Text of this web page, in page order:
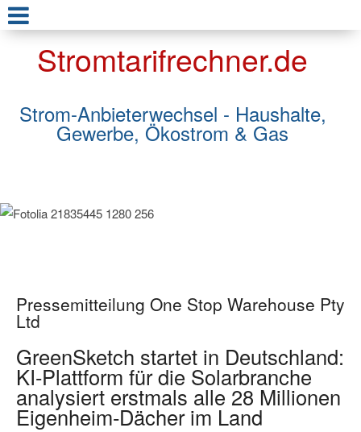
Stromtarifrechner.de
Strom-Anbieterwechsel - Haushalte,
Gewerbe, Ökostrom & Gas
Pressemitteilung One Stop Warehouse Pty
Ltd
GreenSketch startet in Deutschland:
KI-Plattform für die Solarbranche
analysiert erstmals alle 28 Millionen
Eigenheim-Dächer im Land